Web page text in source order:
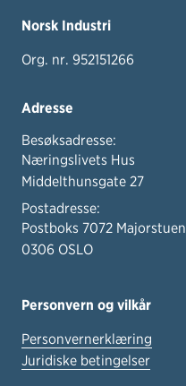
Norsk Industri
Org. nr. 952151266
Adresse
Besøksadresse:
Næringslivets Hus
Middelthunsgate 27
Postadresse:
Postboks 7072 Majorstuen
0306 OSLO
Personvern og vilkår
Personvernerklæring
Juridiske betingelser